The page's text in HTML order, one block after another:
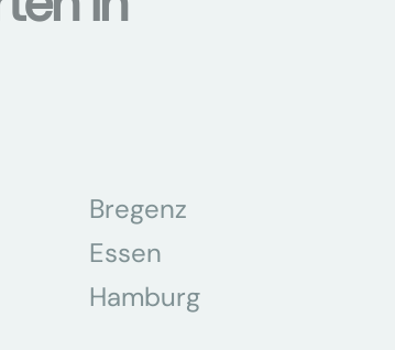
Bregenz
Essen
Hamburg